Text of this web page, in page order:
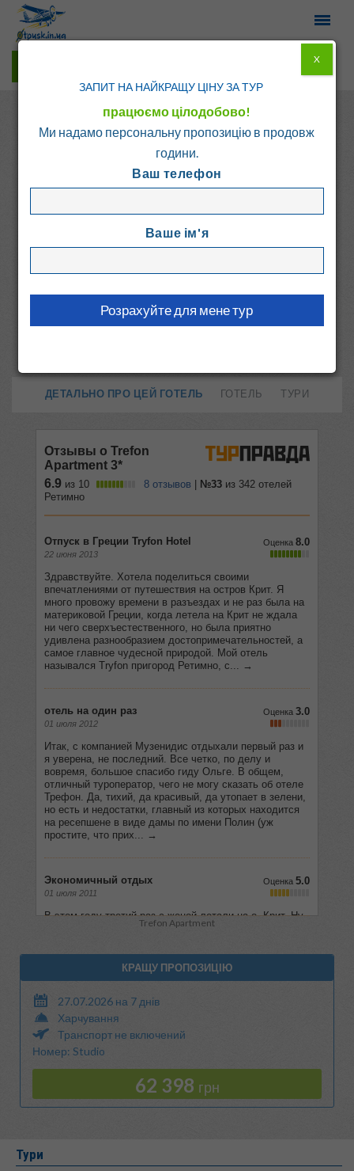
Греція о. Крит - Ретимно
Греція, о. Крит - Ретимно
ДЕТАЛЬНО ПРО ЦЕЙ ГОТЕЛЬ ГОТЕЛЬ ТУРИ
Trefon Apartment
КРАЩУ ПРОПОЗИЦІЮ
27.07.2026 на 7 днів
Харчування
Транспорт не включений
Номер: Studio
62 398 грн
Тури
ЗАПИТ НА НАЙКРАЩУ ЦІНУ ЗА ТУР
працюємо цілодобово!
Ми надамо персональну пропозицію в продовж
години.
Ваш телефон
Ваше ім'я
X